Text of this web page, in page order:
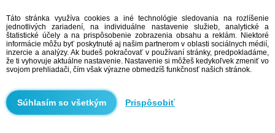
Mám záujem
Vyhľadávanie
Táto stránka využíva cookies a iné technológie sledovania na rozlíšenie
jednotlivých zariadení, na individuálne nastavenie služieb, analytické a
štatistické účely a na prispôsobenie zobrazenia obsahu a reklám. Niektoré
informácie môžu byť poskytnuté aj našim partnerom v oblasti sociálnych médií,
inzercie a analýzy. Ak budeš pokračovať v používaní stránky, predpokladáme,
že ti vyhovuje aktuálne nastavenie. Nastavenie si môžeš kedykoľvek zmeniť vo
svojom prehliadači, čím však výrazne obmedzíš funkčnosť našich stránok.
Prispôsobiť